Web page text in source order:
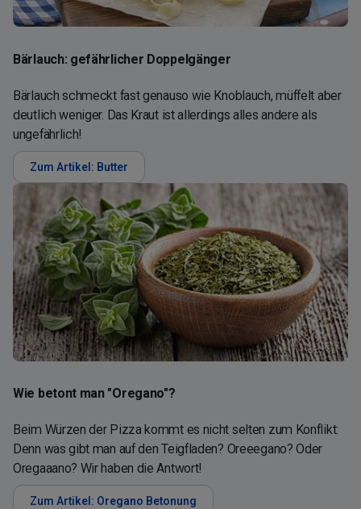
Bärlauch: gefährlicher Doppelgänger
Bärlauch schmeckt fast genauso wie Knoblauch, müffelt aber
deutlich weniger. Das Kraut ist allerdings alles andere als
ungefährlich!
Zum Artikel: Butter
Wie betont man "Oregano"?
Beim Würzen der Pizza kommt es nicht selten zum Konflikt:
Denn was gibt man auf den Teigfladen? Oreeegano? Oder
Oregaaano? Wir haben die Antwort!
Zum Artikel: Oregano Betonung